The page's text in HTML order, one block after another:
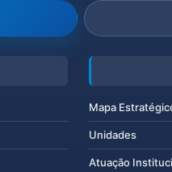
Mapa
Unidades
Atuação